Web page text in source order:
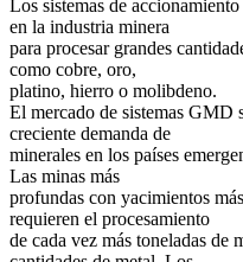
Los sistemas de
en la industria minera
para procesar grandes
como cobre, oro,
platino, hierro o molibdeno.
El mercado de sistemas GMD
creciente demanda de
minerales en los países
Las minas más
profundas con yacimientos
requieren el procesamiento
de cada vez más toneladas de